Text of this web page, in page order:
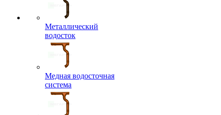
Металлический
водосток
Медная водосточная
система